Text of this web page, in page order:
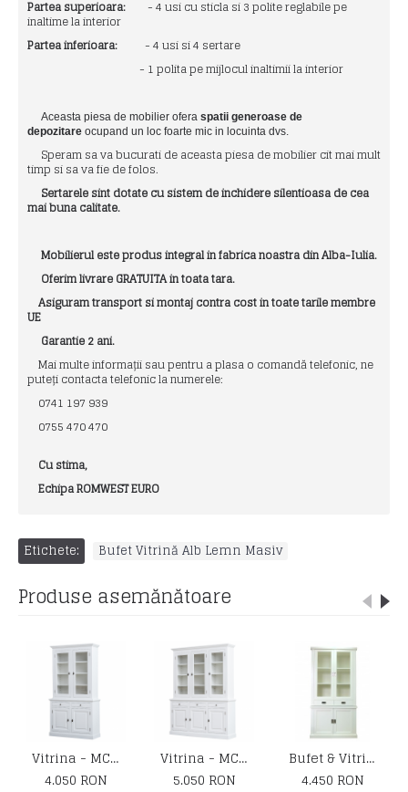
Partea superioara: - 4 usi cu sticla si 3 polite reglabile pe
inaltime la interior
Partea inferioara: - 4 usi si 4 sertare
- 1 polita pe mijlocul inaltimii la interior
Aceasta piesa de mobilier ofera spatii generoase de
depozitare ocupand un loc foarte mic in locuinta dvs.
Speram sa va bucurati de aceasta piesa de mobilier cit mai mult
timp si sa va fie de folos.
Sertarele sint dotate cu sistem de inchidere silentioasa de cea
mai buna calitate.
Mobilierul este produs integral in fabrica noastra din Alba-Iulia.
Oferim livrare GRATUITA in toata tara.
Asiguram transport si montaj contra cost in toate tarile membre
UE
Garantie 2 ani.
Mai multe informații sau pentru a plasa o comandă telefonic, ne
puteți contacta telefonic la numerele:
0741 197 939
0755 470 470
Cu stima,
Echipa ROMWEST EURO
Etichete: Bufet Vitrină Alb Lemn Masiv
Produse asemănătoare
Vitrina - MC 05
4.050 RON
Vitrina - MC 06
5.050 RON
Bufet & Vitrina - PR 12
4.450 RON